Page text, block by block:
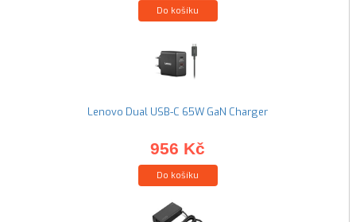
Do košíku
Lenovo Dual USB-C 65W GaN Charger
956 Kč
Do košíku